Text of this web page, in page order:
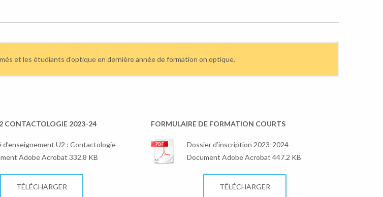
et les étudiants d’optique en dernière année de formation on optique.
CONTACTOLOGIE 2023-24
d’enseignement U2 : Contactologie
Adobe Acrobat 332.8 KB
TÉLÉCHARGER
FORMULAIRE DE FORMATION COURTS
Dossier d’inscription 2023-2024
Document Adobe Acrobat 447.2 KB
TÉLÉCHARGER